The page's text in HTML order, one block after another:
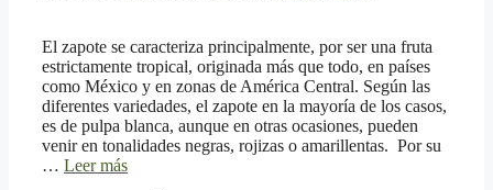
El zapote se caracteriza principalmente, por ser una fruta
estrictamente tropical, originada más que todo, en países
como México y en zonas de América Central. Según las
diferentes variedades, el zapote en la mayoría de los casos,
es de pulpa blanca, aunque en otras ocasiones, pueden
venir en tonalidades negras, rojizas o amarillentas. Por su
… Leer más